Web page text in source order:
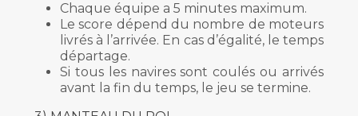
Chaque équipe a 5 minutes maximum.
Le score dépend du nombre de moteurs
livrés à l’arrivée. En cas d’égalité, le temps
départage.
Si tous les navires sont coulés ou arrivés
avant la fin du temps, le jeu se termine.